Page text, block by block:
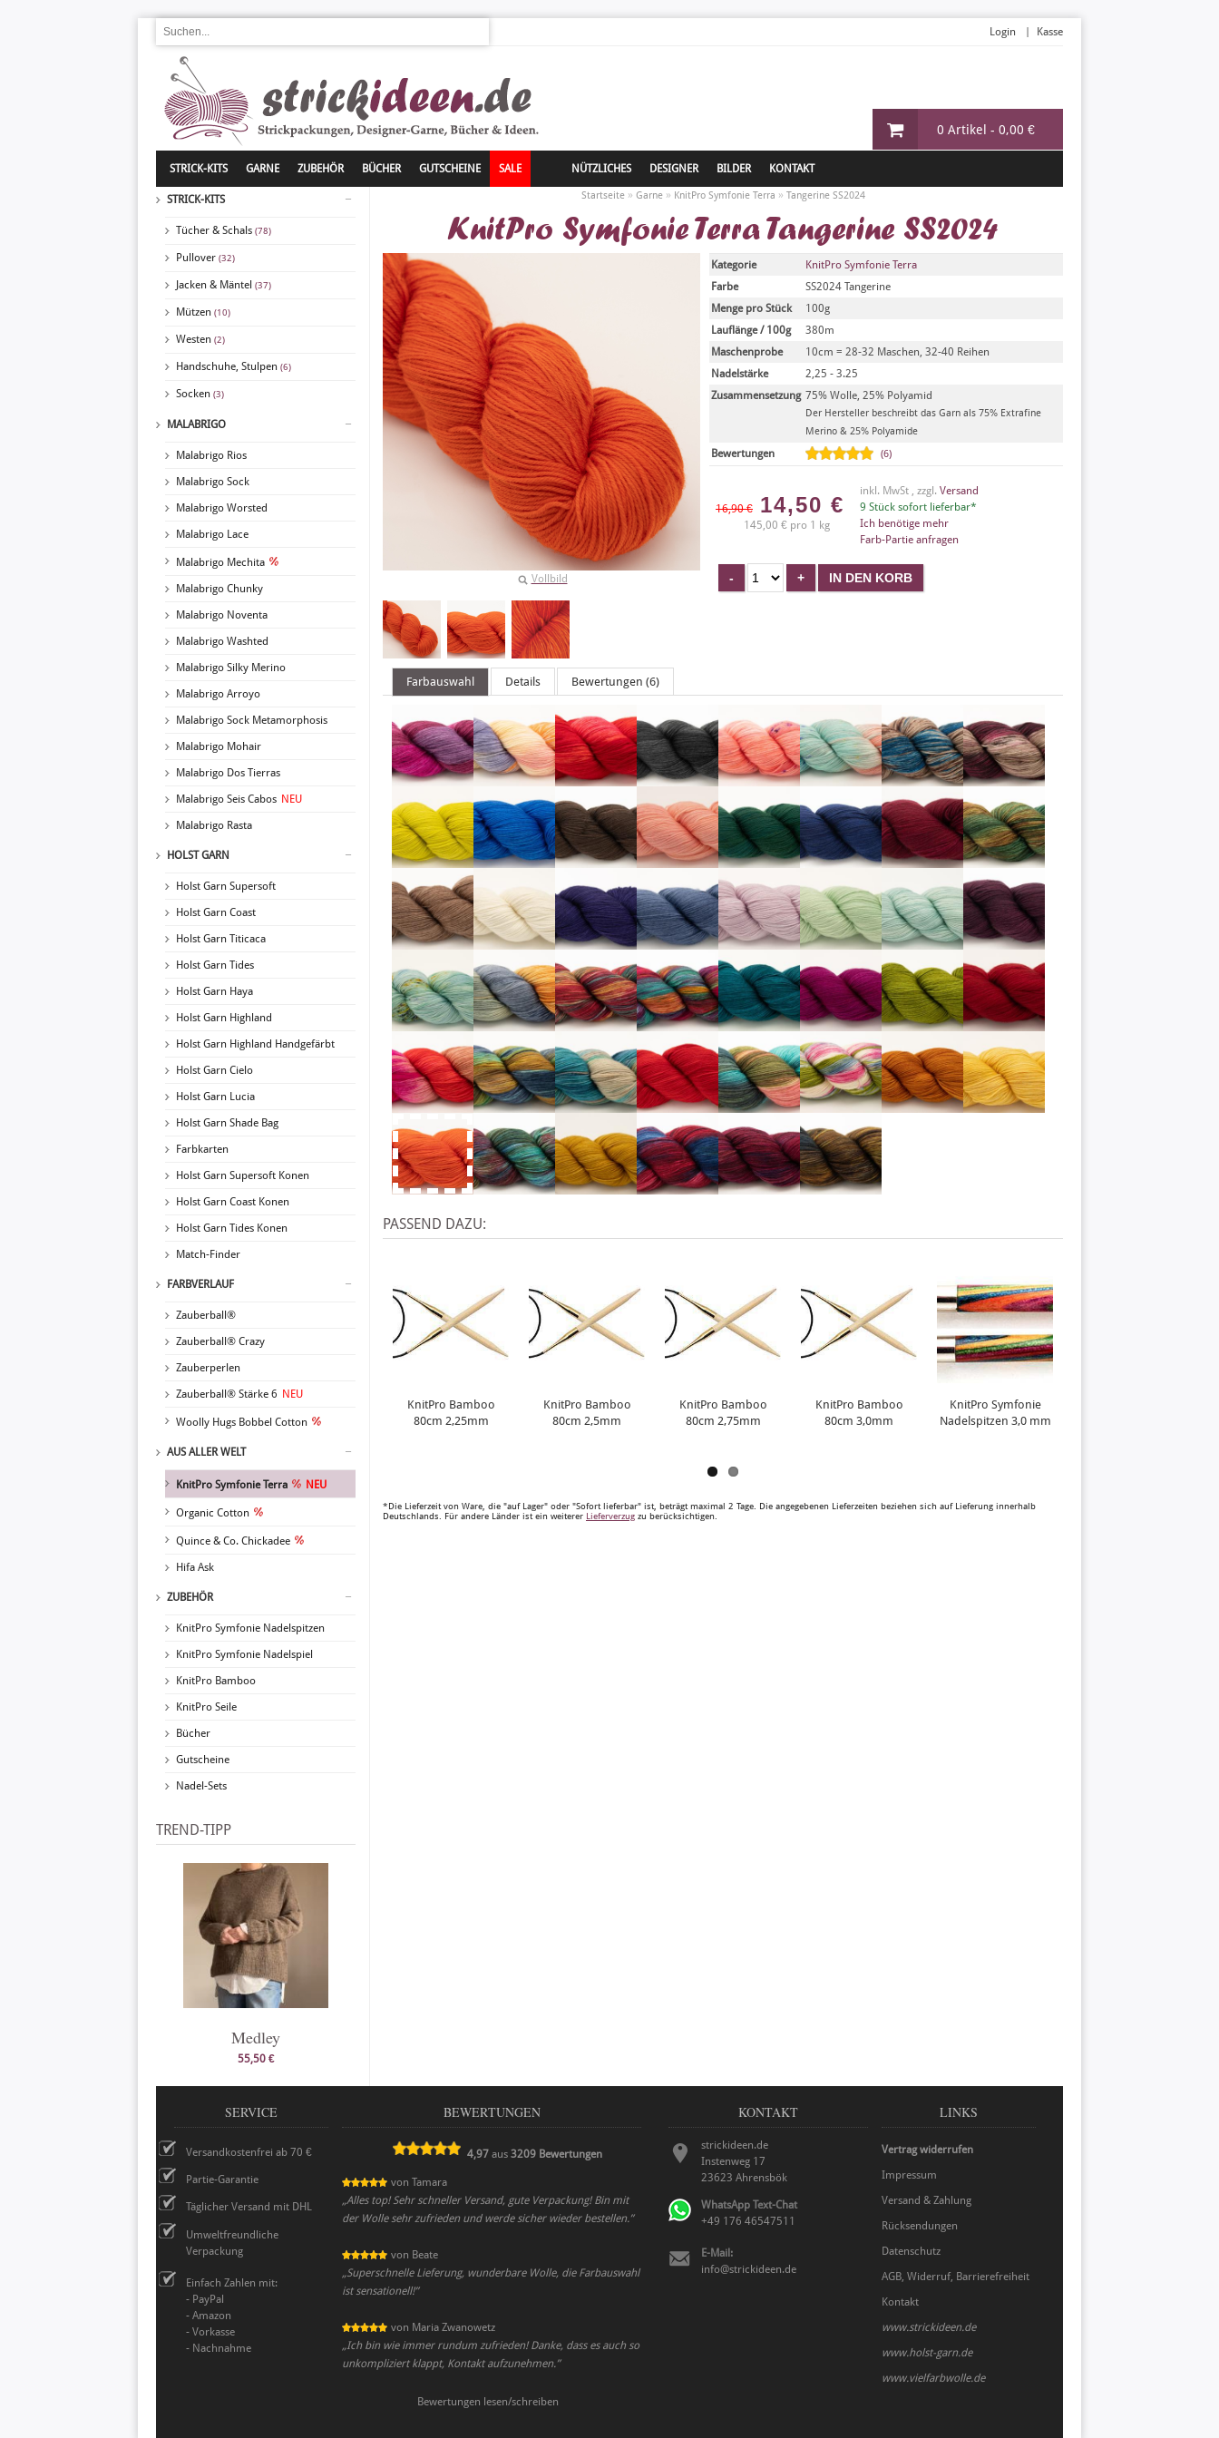
0 Artikel - 0,00 €
Login Kasse
STRICK-KITS GARNE ZUBEHÖR BÜCHER GUTSCHEINE SALE NÜTZLICHES DESIGNER BILDER KONTAKT
STRICK-KITS
Tücher & Schals (78)
Pullover (32)
Jacken & Mäntel (37)
Mützen (10)
Westen (2)
Handschuhe, Stulpen (6)
Socken (3)
MALABRIGO
Malabrigo Rios
Malabrigo Sock
Malabrigo Worsted
Malabrigo Lace
Malabrigo Mechita
Malabrigo Chunky
Malabrigo Noventa
Malabrigo Washted
Malabrigo Silky Merino
Malabrigo Arroyo
Malabrigo Sock Metamorphosis
Malabrigo Mohair
Malabrigo Dos Tierras
Malabrigo Seis Cabos NEU
Malabrigo Rasta
HOLST GARN
Holst Garn Supersoft
Holst Garn Coast
Holst Garn Titicaca
Holst Garn Tides
Holst Garn Haya
Holst Garn Highland
Holst Garn Highland Handgefärbt
Holst Garn Cielo
Holst Garn Lucia
Holst Garn Shade Bag
Farbkarten
Holst Garn Supersoft Konen
Holst Garn Coast Konen
Holst Garn Tides Konen
Match-Finder
FARBVERLAUF
Zauberball®
Zauberball® Crazy
Zauberperlen
Zauberball® Stärke 6 NEU
Woolly Hugs Bobbel Cotton
AUS ALLER WELT
KnitPro Symfonie Terra NEU
Organic Cotton
Quince & Co. Chickadee
Hifa Ask
ZUBEHÖR
KnitPro Symfonie Nadelspitzen
KnitPro Symfonie Nadelspiel
KnitPro Bamboo
KnitPro Seile
Bücher
Gutscheine
Nadel-Sets
TREND-TIPP
Medley
55,50 €
Startseite» Garne» KnitPro Symfonie Terra » Tangerine SS2024
KnitPro Symfonie Terra Tangerine SS2024
Vollbild
Kategorie
KnitPro Symfonie Terra
Farbe
SS2024 Tangerine
Menge pro Stück
100g
Lauflänge / 100g
380m
Maschenprobe
10cm = 28-32 Maschen, 32-40 Reihen
Nadelstärke
2,25 - 3.25
Zusammensetzung 75% Wolle, 25% Polyamid
Der Hersteller beschreibt das Garn als 75% Extrafine
Merino & 25% Polyamide
Bewertungen (6)
16,90 € 14,50 €
145,00 € pro 1 kg
inkl. MwSt , zzgl. Versand
9 Stück sofort lieferbar*
Ich benötige mehr
Farb-Partie anfragen
Farbauswahl Details Bewertungen (6)
PASSEND DAZU:
KnitPro Bamboo
80cm 2,25mm
KnitPro Bamboo
80cm 2,5mm
KnitPro Bamboo
80cm 2,75mm
KnitPro Bamboo
80cm 3,0mm
KnitPro Symfonie
Nadelspitzen 3,0 mm
*Die Lieferzeit von Ware, die "auf Lager" oder "Sofort lieferbar" ist, beträgt maximal 2 Tage. Die angegebenen Lieferzeiten beziehen sich auf Lieferung innerhalb
Deutschlands. Für andere Länder ist ein weiterer Lieferverzug zu berücksichtigen.
SERVICE
Versandkostenfrei ab 70 €
Partie-Garantie
Täglicher Versand mit DHL
Umweltfreundliche
Verpackung
Einfach Zahlen mit:
- PayPal
- Amazon
- Vorkasse
- Nachnahme
BEWERTUNGEN
4,97 aus3209 Bewertungen
von Tamara
„Alles top! Sehr schneller Versand, gute Verpackung! Bin mit
der Wolle sehr zufrieden und werde sicher wieder bestellen.”
von Beate
„Superschnelle Lieferung, wunderbare Wolle, die Farbauswahl
ist sensationell!”
von Maria Zwanowetz
„Ich bin wie immer rundum zufrieden! Danke, dass es auch so
unkompliziert klappt, Kontakt aufzunehmen.”
Bewertungen lesen/schreiben
KONTAKT
strickideen.de
Instenweg 17
23623 Ahrensbök
WhatsApp Text-Chat
+49 176 46547511
E-Mail:
info@strickideen.de
LINKS
Vertrag widerrufen
Impressum
Versand & Zahlung
Rücksendungen
Datenschutz
AGB, Widerruf, Barrierefreiheit
Kontakt
www.strickideen.de
www.holst-garn.de
www.vielfarbwolle.de